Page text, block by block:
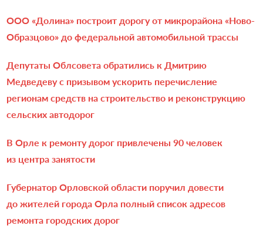
ООО «Долина» построит дорогу от микрорайона «Ново-
Образцово» до федеральной автомобильной трассы
Депутаты Облсовета обратились к Дмитрию
Медведеву с призывом ускорить перечисление
регионам средств на строительство и реконструкцию
сельских автодорог
В Орле к ремонту дорог привлечены 90 человек
из центра занятости
Губернатор Орловской области поручил довести
до жителей города Орла полный список адресов
ремонта городских дорог